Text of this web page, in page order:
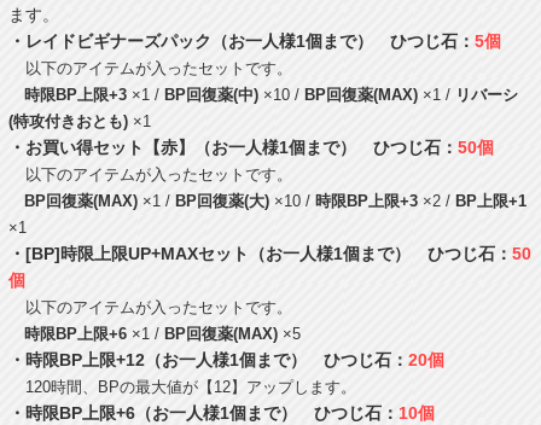
ます。
・レイドビギナーズパック（お一人様1個まで） ひつじ石： 5個
以下のアイテムが入ったセットです。
時限BP上限+3 ×1 / BP回復薬(中) ×10 / BP回復薬(MAX) ×1 / リバーシ
(特攻付きおとも) ×1
・お買い得セット【赤】（お一人様1個まで） ひつじ石： 50個
以下のアイテムが入ったセットです。
BP回復薬(MAX) ×1 / BP回復薬(大) ×10 / 時限BP上限+3 ×2 / BP上限+1
×1
・[BP]時限上限UP+MAXセット（お一人様1個まで） ひつじ石： 50
個
以下のアイテムが入ったセットです。
時限BP上限+6 ×1 / BP回復薬(MAX) ×5
・時限BP上限+12（お一人様1個まで） ひつじ石： 20個
120時間、BPの最大値が【12】アップします。
・時限BP上限+6（お一人様1個まで） ひつじ石： 10個